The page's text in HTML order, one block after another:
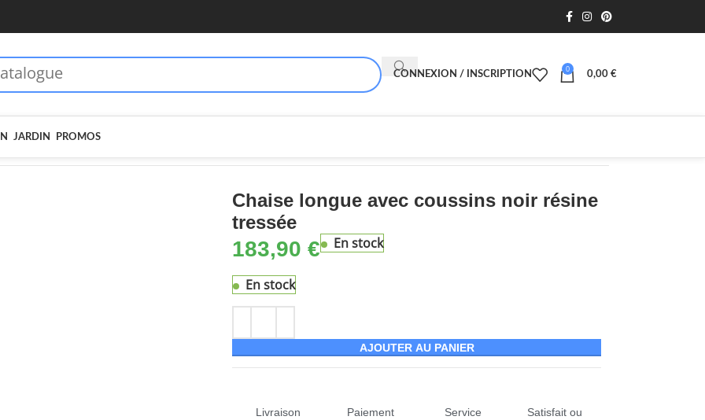
CONNEXION / INSCRIPTION
0
0,00 €
JARDIN PROMOS
Chaise longue avec coussins noir résine
tressée
183,90€ En stock
En stock
AJOUTER AU PANIER
Livraison
Paiement
Service
Satisfait ou
70€ - MOIEN10